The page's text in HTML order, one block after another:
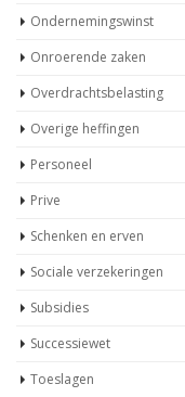
Ondernemingswinst
Onroerende zaken
Overdrachtsbelasting
Overige heffingen
Personeel
Prive
Schenken en erven
Sociale verzekeringen
Subsidies
Successiewet
Toeslagen